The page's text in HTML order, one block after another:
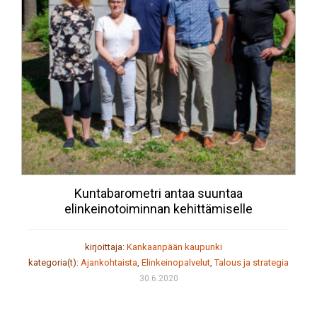
Kuntabarometri antaa suuntaa
elinkeinotoiminnan kehittämiselle
kirjoittaja: Kankaanpään kaupunki
kategoria(t): Ajankohtaista, Elinkeinopalvelut,Talous ja strategia
30.6.2020